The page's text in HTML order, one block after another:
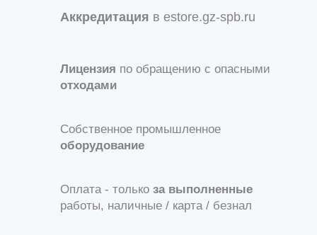
Аккредитация в estore.gz-spb.ru
Лицензия по обращению с опасными
отходами
Собственное промышленное
оборудование
Оплата - только за выполненные
работы, наличные / карта / безнал